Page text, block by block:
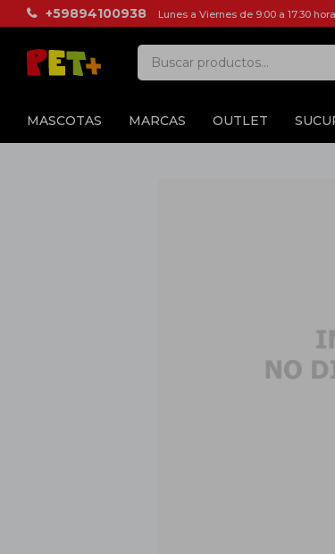
MASCOTAS MARCAS OUTLET
+59894100938 Lunes a Viernes de 9:00 a 17:30